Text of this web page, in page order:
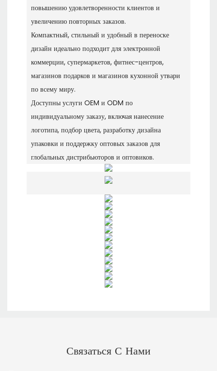
повышению удовлетворенности клиентов и
увеличению повторных заказов.
Компактный, стильный и удобный в переноске
дизайн идеально подходит для электронной
коммерции, супермаркетов, фитнес-центров,
магазинов подарков и магазинов кухонной утвари
по всему миру.
Доступны услуги OEM и ODM по
индивидуальному заказу, включая нанесение
логотипа, подбор цвета, разработку дизайна
упаковки и поддержку оптовых заказов для
глобальных дистрибьюторов и оптовиков.
Связаться С Нами